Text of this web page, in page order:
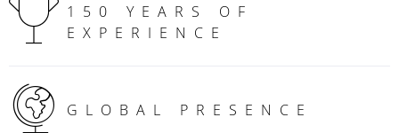
150 YEARS OF
EXPERIENCE
GLOBAL PRESENCE